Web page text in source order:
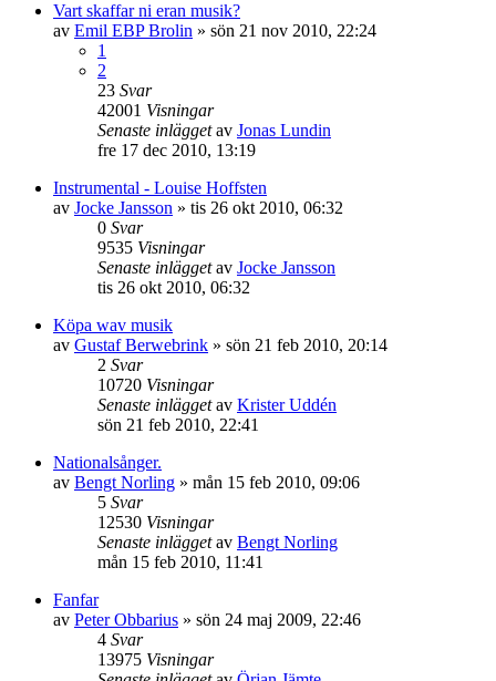
Vart skaffar ni eran musik?
av Emil EBP Brolin » sön 21 nov 2010, 22:24
1
2
23 Svar
42001 Visningar
Senaste inläggetav Jonas Lundin
fre 17 dec 2010, 13:19
Instrumental - Louise Hoffsten
av Jocke Jansson » tis 26 okt 2010, 06:32
0 Svar
9535 Visningar
Senaste inläggetav Jocke Jansson
tis 26 okt 2010, 06:32
Köpa wav musik
av Gustaf Berwebrink » sön 21 feb 2010, 20:14
2 Svar
10720 Visningar
Senaste inläggetav Krister Uddén
sön 21 feb 2010, 22:41
Nationalsånger.
av Bengt Norling » mån 15 feb 2010, 09:06
5 Svar
12530 Visningar
Senaste inläggetav Bengt Norling
mån 15 feb 2010, 11:41
Fanfar
av Peter Obbarius » sön 24 maj 2009, 22:46
4 Svar
13975 Visningar